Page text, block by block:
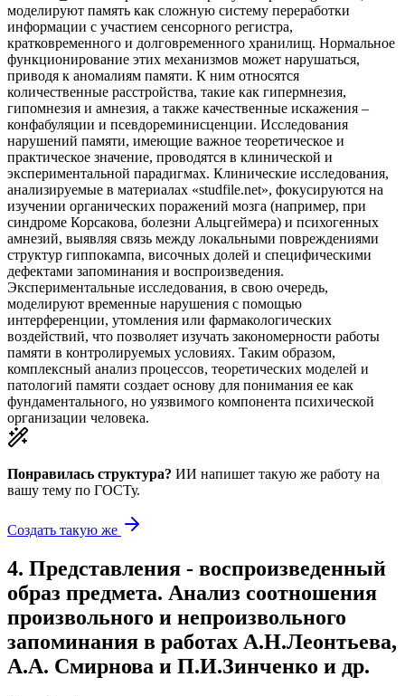
моделируют память как сложную систему переработки
информации с участием сенсорного регистра,
кратковременного и долговременного хранилищ. Нормальное
функционирование этих механизмов может нарушаться,
приводя к аномалиям памяти. К ним относятся
количественные расстройства, такие как гипермнезия,
гипомнезия и амнезия, а также качественные искажения –
конфабуляции и псевдореминисценции. Исследования
нарушений памяти, имеющие важное теоретическое и
практическое значение, проводятся в клинической и
экспериментальной парадигмах. Клинические исследования,
анализируемые в материалах «studfile.net», фокусируются на
изучении органических поражений мозга (например, при
синдроме Корсакова, болезни Альцгеймера) и психогенных
амнезий, выявляя связь между локальными повреждениями
структур гиппокампа, височных долей и специфическими
дефектами запоминания и воспроизведения.
Экспериментальные исследования, в свою очередь,
моделируют временные нарушения с помощью
интерференции, утомления или фармакологических
воздействий, что позволяет изучать закономерности работы
памяти в контролируемых условиях. Таким образом,
комплексный анализ процессов, теоретических моделей и
патологий памяти создает основу для понимания ее как
фундаментального, но уязвимого компонента психической
организации человека.
Понравилась структура? ИИ напишет такую же работу на
вашу тему по ГОСТу.
Создать такую же
4. Представления - воспроизведенный
образ предмета. Анализ соотношения
произвольного и непроизвольного
запоминания в работах А.Н.Леонтьева,
А.А. Смирнова и П.И.Зинченко и др.